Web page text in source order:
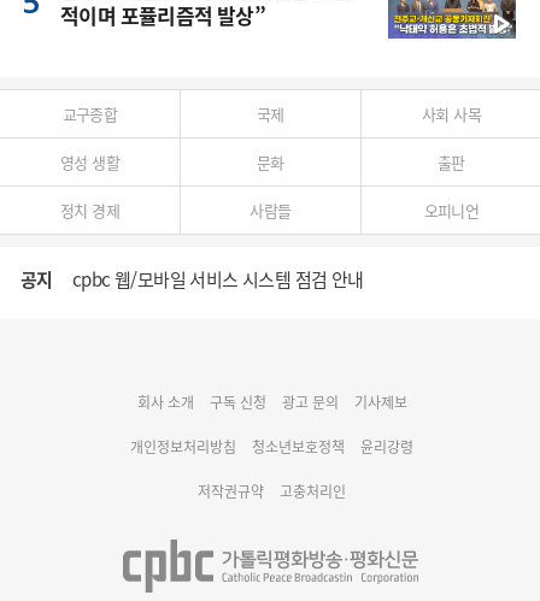
적이며 포퓰리즘적 발상”
교구종합 국제 사회 사목
영성 생활 문화 출판
정치 경제 사람들 오피니언
공지 cpbc 웹/모바일 서비스 시스템 점검 안내
명동 미디어큐브 & 1898 미디어월 공모전 수상작 발표
회사 소개 구독 신청 광고 문의 기사제보
개인정보처리방침 청소년보호정책 윤리강령
저작권규약 고충처리인